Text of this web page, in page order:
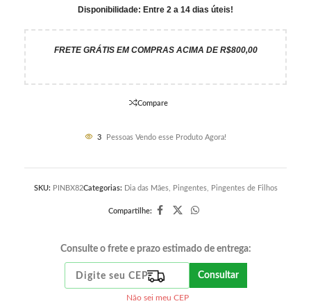
Disponibilidade: Entre 2 a 14 dias úteis!
FRETE GRÁTIS EM COMPRAS ACIMA DE R$800,00
Compare
3 Pessoas Vendo esse Produto Agora!
SKU: PINBX82Categorias: Dia das Mães, Pingentes, Pingentes de Filhos
Compartilhe:
Consulte o frete e prazo estimado de entrega:
Consultar
Não sei meu CEP